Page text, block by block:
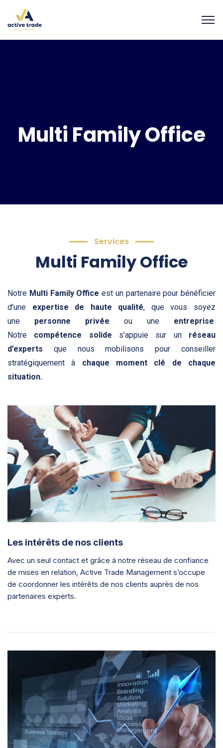
Multi Family Office
Services
Multi Family Office
Notre Multi Family Office est un partenaire pour bénéficier
d’une expertise de haute qualité, que vous soyez
une personne privée ou une entreprise.
Notre compétence solide s’appuie sur un réseau
d’experts que nous mobilisons pour conseiller
stratégiquement à chaque moment clé de chaque
situation.
Les intérêts de nos clients
Avec un seul contact et grâce à notre réseau de confiance
de mises en relation, Active Trade Management s’occupe
de coordonner les intérêts de nos clients auprès de nos
partenaires experts.